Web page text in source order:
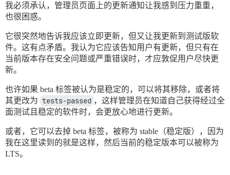
我必须承认，管理员页面上的更新通知让我感到压力重重，
也很困惑。
它很突然地告诉我应该立即更新，但又让我更新到测试版软
件。这有点矛盾。我认为它应该告知用户有更新，但只有在
当前版本存在安全问题或严重错误时，才应敦促用户尽快更
新。
也许如果 beta 标签被认为是稳定的，可以将其移除，或者将
其更改为 tests-passed ，这样管理员在知道自己获得经过全
面测试且稳定的软件时，会更放心地进行更新。
或者，它可以去掉 beta 标签，被称为 stable（稳定版），因为
我在这里读到的就是这样，然后当前的稳定版本可以被称为
LTS。